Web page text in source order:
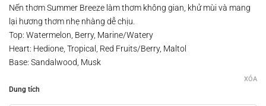
Nến thơm Summer Breeze làm thơm không gian, khử mùi và mang
lại hương thơm nhẹ nhàng dễ chịu.
Top: Watermelon, Berry, Marine/Watery
Heart: Hedione, Tropical, Red Fruits/Berry, Maltol
Base: Sandalwood, Musk
Dung tích
XÓA